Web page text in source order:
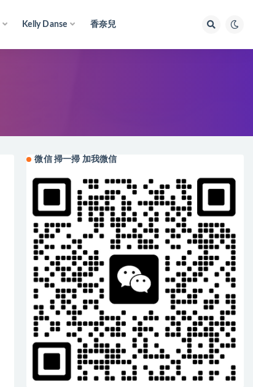
Kelly Danse 香奈兒
微信 掃一掃 加我微信